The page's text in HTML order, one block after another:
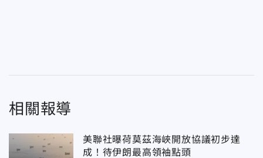
相關報導
美聯社曝荷莫茲海峽開放協議初步達
成！待伊朗最高領袖點頭